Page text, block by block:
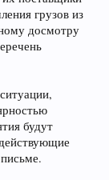
грузов из
досмотру
будут